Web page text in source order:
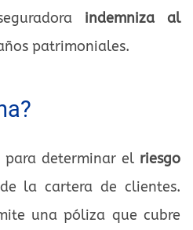
indemniza al
patrimoniales.
para determinar el riesgo
la cartera de clientes.
una póliza que cubre